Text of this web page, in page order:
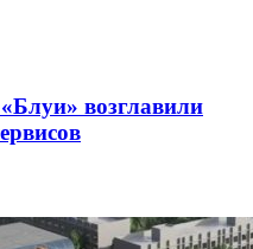
возглавили